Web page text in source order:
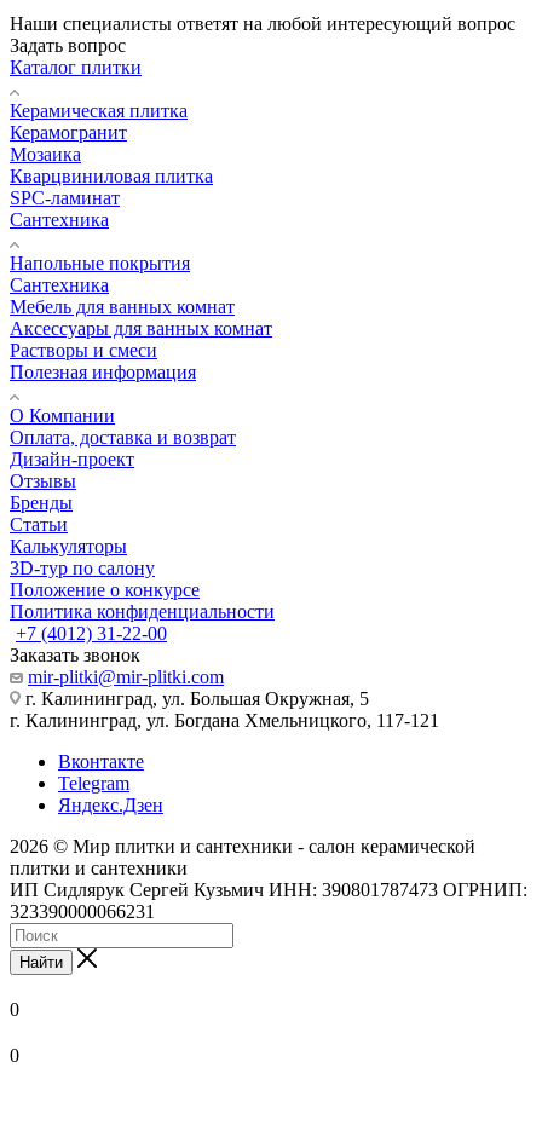
Наши специалисты ответят на любой интересующий вопрос
Задать вопрос
Каталог плитки
Керамическая плитка
Керамогранит
Мозаика
Кварцвиниловая плитка
SPC-ламинат
Сантехника
Напольные покрытия
Сантехника
Мебель для ванных комнат
Аксессуары для ванных комнат
Растворы и смеси
Полезная информация
О Компании
Оплата, доставка и возврат
Дизайн-проект
Отзывы
Бренды
Статьи
Калькуляторы
3D-тур по салону
Положение о конкурсе
Политика конфиденциальности
+7 (4012) 31-22-00
Заказать звонок
mir-plitki@mir-plitki.com
г. Калининград, ул. Большая Окружная, 5
г. Калининград, ул. Богдана Хмельницкого, 117-121
Вконтакте
Telegram
Яндекс.Дзен
2026 © Мир плитки и сантехники - салон керамической
плитки и сантехники
ИП Сидлярук Сергей Кузьмич ИНН: 390801787473 ОГРНИП:
323390000066231
Найти
0
0